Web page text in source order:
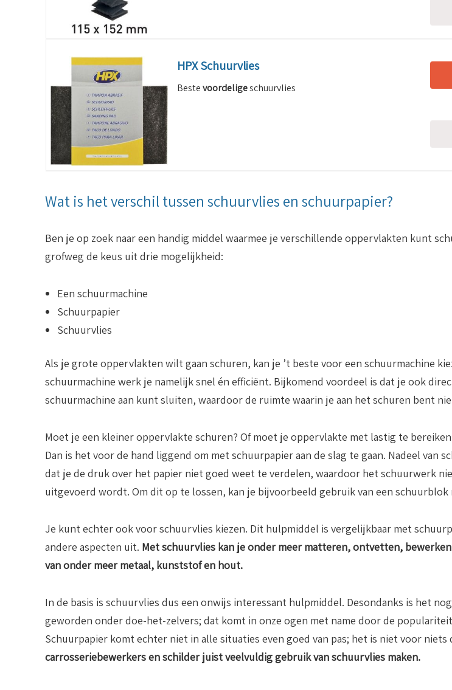
HPX Schuurvlies
Bestevoordeligeschuurvlies
Wat is het verschil tussen schuurvlies en schuurpapier?
Ben je op zoek naar een handig middel waarmee je verschillende oppervlakten kunt
grofweg de keus uit drie mogelijkheid:
Een schuurmachine
Schuurpapier
Schuurvlies
Als je grote oppervlakten wilt gaan schuren, kan je ’t beste voor een schuurmachine
schuurmachine werk je namelijk snel én efficiënt. Bijkomend voordeel is dat je ook
schuurmachine aan kunt sluiten, waardoor de ruimte waarin je aan het schuren bent
Moet je een kleiner oppervlakte schuren? Of moet je oppervlakte met lastig te
Dan is het voor de hand liggend om met schuurpapier aan de slag te gaan. Nadeel van
dat je de druk over het papier niet goed weet te verdelen, waardoor het schuurwerk
uitgevoerd wordt. Om dit op te lossen, kan je bijvoorbeeld gebruik van een schuurblok
Je kunt echter ook voor schuurvlies kiezen. Dit hulpmiddel is vergelijkbaar met
andere aspecten uit. Met schuurvlies kan je onder meer matteren, ontvetten,
van onder meer metaal, kunststof en hout.
In de basis is schuurvlies dus een onwijs interessant hulpmiddel. Desondanks is het
geworden onder doe-het-zelvers; dat komt in onze ogen met name door de
Schuurpapier komt echter niet in alle situaties even goed van pas; het is niet voor niets
carrosseriebewerkers en schilder juist veelvuldig gebruik van schuurvlies maken.